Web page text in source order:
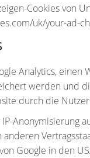
Cookies von
uk/your-ad-
Analytics, einen
werden und
durch die
Anonymisierung
Google in den